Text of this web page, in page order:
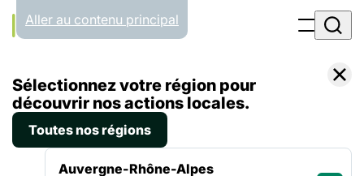
Panneau de gestion des cookies
Aller au contenu principal
Accueil Liste des actualités Guide Santé Plurielle « Ma santé en confinement »
ACTUALITÉ|20 AVRIL 2020
Sélectionnez votre région pour
découvrir nos actions locales.
Toutes nos régions
Auvergne-Rhône-Alpes